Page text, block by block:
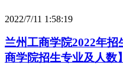
2022/7/11 1:58:19
兰州工商学院2022年招
商学院招生专业及人数】